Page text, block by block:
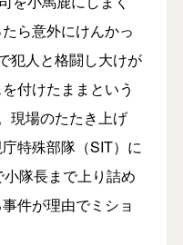
ら意外にけんかっ
犯人と格闘し大けが
付けたままという
現場のたたき上げ
特殊部隊（SIT）に
隊長まで上り詰め
件が理由でミショ